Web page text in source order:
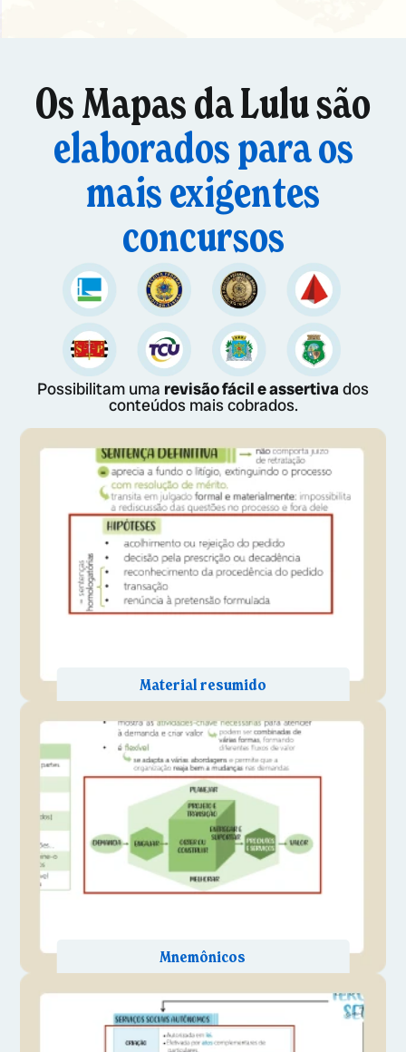
Os Mapas da Lulu são
elaborados para os
mais exigentes
concursos
Possibilitam uma revisão fácil e assertivados
conteúdos mais cobrados.